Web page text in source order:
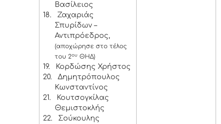
Βασίλειος
18.
Ζαχαριάς
Σπυρίδων –
Αντιπρόεδρος,
(αποχώρησε στο τέλος
του 2ουΘΗΔ)
19.
Κορδώσης Χρήστος
20.
Δημητρόπουλος
Κωνσταντίνος
21.
Κουτσογκίλας
Θεμιστοκλής
22.
Σούκουλης